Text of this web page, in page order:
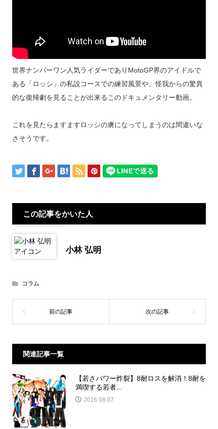
世界ナンバーワン人気ライダーでありMotoGP界のアイドルで
ある「ロッシ」の私設コースでの練習風景や、怪我からの驚異
的な復帰劇を見ることが出来るこのドキュメンタリー動画。
これを見たらますますロッシの虜になってしまうのは間違いな
さそうです。
この記事をかいた人
小林 弘明
コラム
関連記事一覧
【若さパワー炸裂】8耐ロスを解消！8耐を
満喫する若者...
2016.08.07